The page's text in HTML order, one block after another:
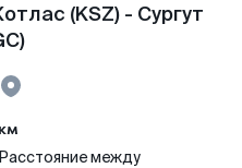
(KSZ) - Сургут
км
Расстояние между